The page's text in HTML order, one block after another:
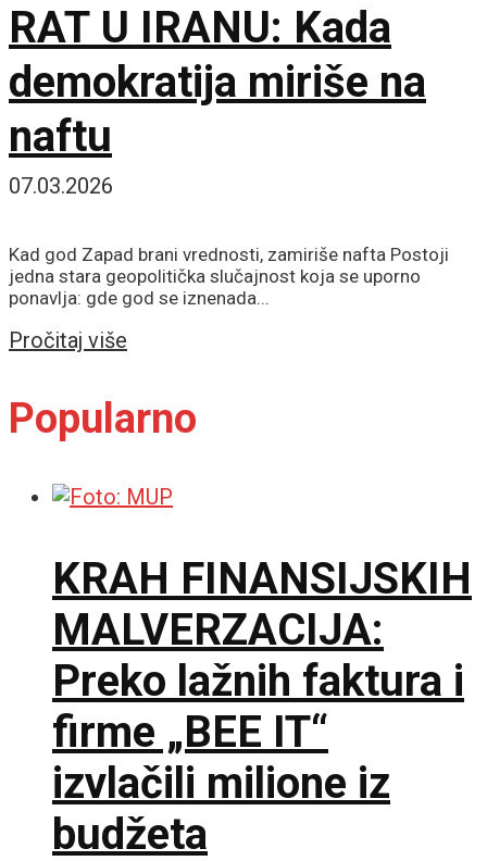
RAT U IRANU: Kada
demokratija miriše na
naftu
07.03.2026
Kad god Zapad brani vrednosti, zamiriše nafta Postoji
jedna stara geopolitička slučajnost koja se uporno
ponavlja: gde god se iznenada...
Pročitaj više
Popularno
KRAH FINANSIJSKIH
MALVERZACIJA:
Preko lažnih faktura i
firme „BEE IT“
izvlačili milione iz
budžeta